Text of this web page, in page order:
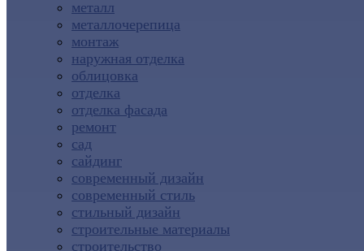
металл
металлочерепица
монтаж
наружная отделка
облицовка
отделка
отделка фасада
ремонт
сад
сайдинг
современный дизайн
современный стиль
стильный дизайн
строительные материалы
строительство